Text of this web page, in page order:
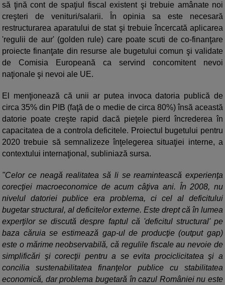
să ţină cont de spaţiul fiscal existent şi trebuie amânate noi
creşteri de venituri/salarii. În opinia sa este necesară
restructurarea aparatului de stat şi trebuie încercată aplicarea
'regulii de aur' (golden rule) care poate scuti de co-finanţare
proiecte finanţate din resurse ale bugetului comun şi validate
de Comisia Europeană ca servind concomitent nevoi
naţionale şi nevoi ale UE.
El menţionează că unii ar putea invoca datoria publică de
circa 35% din PIB (faţă de o medie de circa 80%) însă această
datorie poate creşte rapid dacă pieţele pierd încrederea în
capacitatea de a controla deficitele. Proiectul bugetului pentru
2020 trebuie să semnalizeze înţelegerea situaţiei interne, a
contextului internaţional, subliniază sursa.
"Celor ce neagă realitatea să li se reamintească experienţa
corecţiei macroeconomice de acum câţiva ani. În 2008, nu
nivelul datoriei publice era problema, ci cel al deficitului
bugetar structural, al deficitelor externe. Este drept că în lumea
experţilor se discută despre faptul că 'deficitul structural' pe
baza căruia se estimează gap-ul de producţie (output gap)
este o mărime neobservabilă, că regulile fiscale au nevoie de
simplificări şi corecţii pentru a se evita prociclicitatea şi a
concilia sustenabilitatea finanţelor publice cu stabilitatea
economică, dar problema bugetară în cazul României nu este